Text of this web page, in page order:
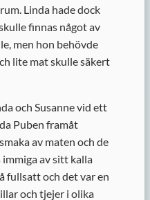
Linda hade dock
finnas något av
men hon behövde
lite mat skulle säkert
och Susanne vid ett
Puben framåt
av maten och de
av sitt kalla
fullsatt och det var en
och tjejer i olika